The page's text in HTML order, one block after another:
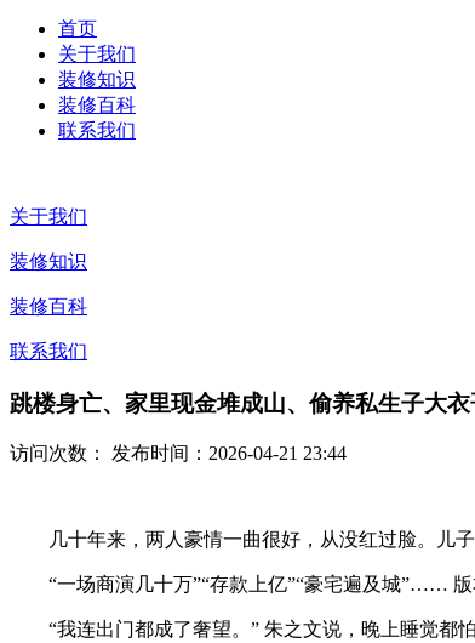
首页
关于我们
装修知识
装修百科
联系我们
关于我们
装修知识
装修百科
联系我们
跳楼身亡、家里现金堆成山、偷养私生子大衣
访问次数： 发布时间：2026-04-21 23:44
几十年来，两人豪情一曲很好，从没红过脸。儿子
“一场商演几十万”“存款上亿”“豪宅遍及城”…… 版
“我连出门都成了奢望。” 朱之文说，晚上睡觉都怕